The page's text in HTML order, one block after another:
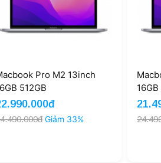
Pro M2 13inch
256GB
Giảm 12%
8GB
Liên